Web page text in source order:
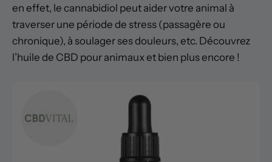
en effet, le cannabidiol peut aider votre animal à
traverser une période de stress (passagère ou
chronique), à soulager ses douleurs, etc. Découvrez
l’huile de CBD pour animaux et bien plus encore !